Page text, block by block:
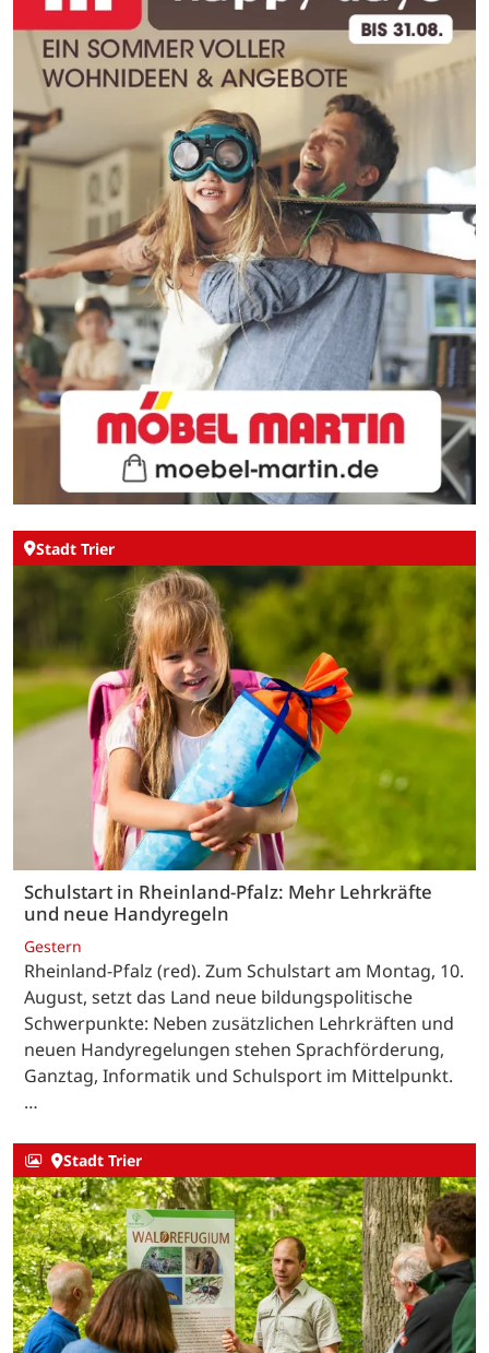
Stadt Trier
Schulstart in Rheinland-Pfalz: Mehr Lehrkräfte
und neue Handyregeln
Gestern
Rheinland-Pfalz (red). Zum Schulstart am Montag, 10.
August, setzt das Land neue bildungspolitische
Schwerpunkte: Neben zusätzlichen Lehrkräften und
neuen Handyregelungen stehen Sprachförderung,
Ganztag, Informatik und Schulsport im Mittelpunkt.
…
Stadt Trier